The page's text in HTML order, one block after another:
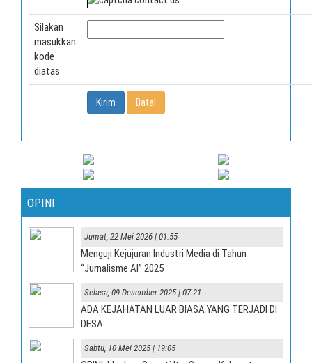
Silakan
masukkan
kode
diatas
OPINI
Jumat, 22 Mei 2026 | 01:55
Menguji Kejujuran Industri Media di Tahun
“Jurnalisme AI” 2025
Selasa, 09 Desember 2025 | 07:21
ADA KEJAHATAN LUAR BIASA YANG TERJADI DI
DESA
Sabtu, 10 Mei 2025 | 19:05